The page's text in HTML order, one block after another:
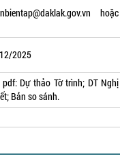
hoặc
2025
pdf: Dự thảo Tờ trình; DT Nghị
; Bản so sánh.